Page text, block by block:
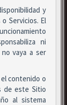
y
Servicios. El
ni
vaya a ser
contenido o
de este Sitio
al sistema